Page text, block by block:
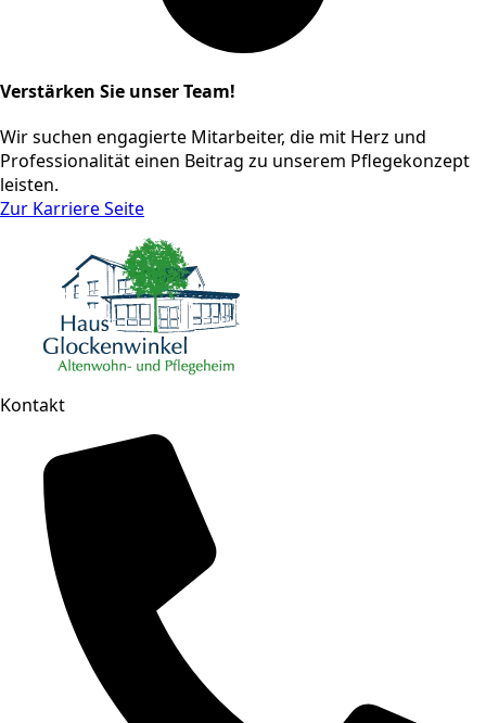
Verstärken Sie unser Team!
Wir suchen engagierte Mitarbeiter, die mit Herz und
Professionalität einen Beitrag zu unserem Pflegekonzept
leisten.
Zur Karriere Seite
Kontakt